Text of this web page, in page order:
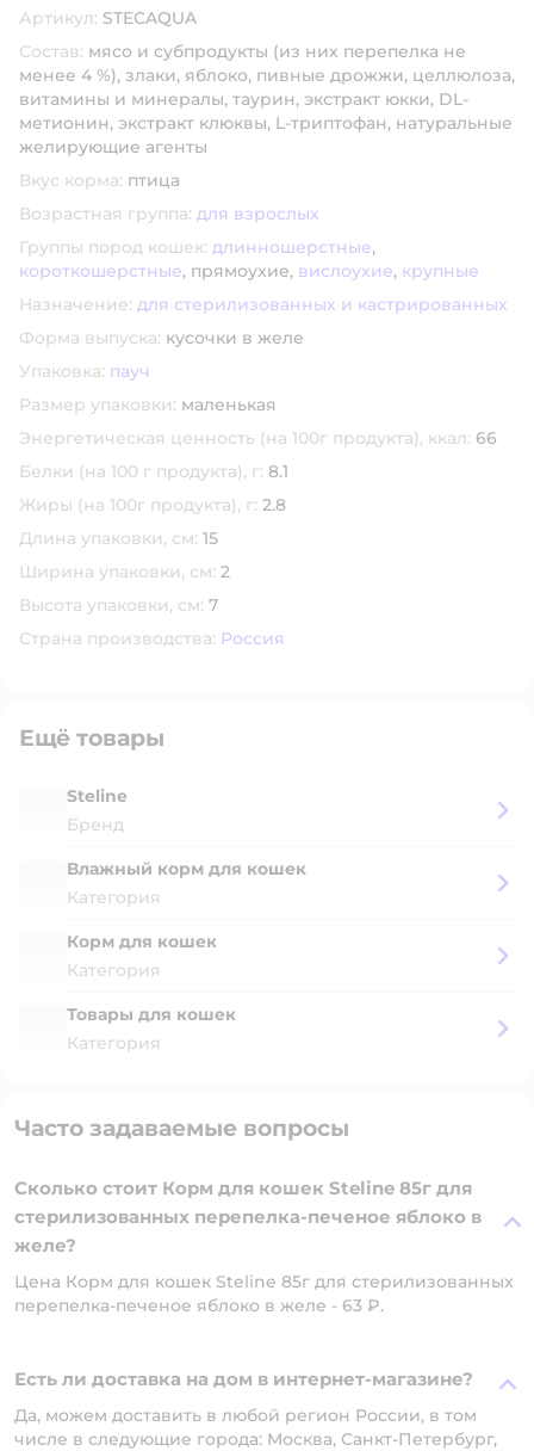
Артикул: STECAQUA
Состав: мясо и субпродукты (из них перепелка не
менее 4 %), злаки, яблоко, пивные дрожжи, целлюлоза,
витамины и минералы, таурин, экстракт юкки, DL-
метионин, экстракт клюквы, L-триптофан, натуральные
желирующие агенты
Вкус корма: птица
Возрастная группа: для взрослых
Группы пород кошек: длинношерстные,
короткошерстные, прямоухие, вислоухие, крупные
Назначение: для стерилизованных и кастрированных
Форма выпуска: кусочки в желе
Упаковка: пауч
Размер упаковки: маленькая
Энергетическая ценность (на 100г продукта), ккал: 66
Белки (на 100 г продукта), г: 8.1
Жиры (на 100г продукта), г: 2.8
Длина упаковки, см: 15
Ширина упаковки, см: 2
Высота упаковки, см: 7
Страна производства: Россия
Ещё товары
Steline
Бренд
Влажный корм для кошек
Категория
Корм для кошек
Категория
Товары для кошек
Категория
Часто задаваемые вопросы
Сколько стоит Корм для кошек Steline 85г для
стерилизованных перепелка-печеное яблоко в
желе?
Цена Корм для кошек Steline 85г для стерилизованных
перепелка-печеное яблоко в желе - 63 ₽.
Есть ли доставка на дом в интернет-магазине?
Да, можем доставить в любой регион России, в том
числе в следующие города: Москва, Санкт-Петербург,